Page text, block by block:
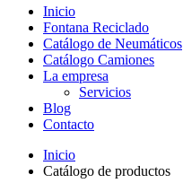
Inicio
Fontana Reciclado
Catálogo de Neumáticos
Catálogo Camiones
La empresa
Servicios
Blog
Contacto
Inicio
Catálogo de productos